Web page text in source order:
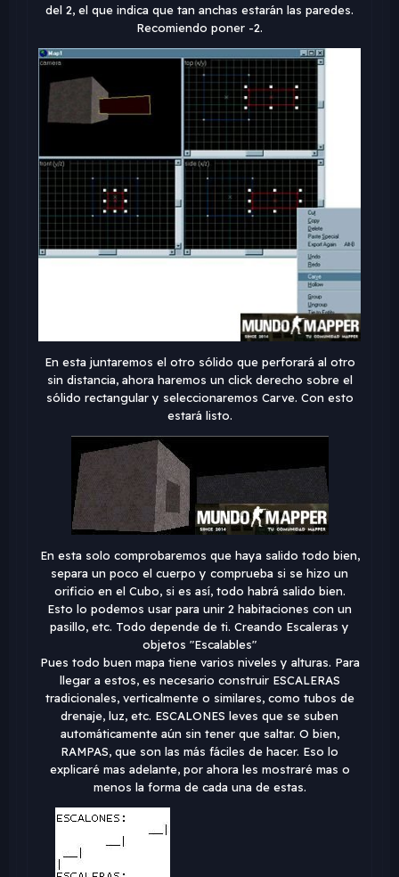
del 2, el que indica que tan anchas estarán las paredes.
Recomiendo poner -2.
En esta juntaremos el otro sólido que perforará al otro
sin distancia, ahora haremos un click derecho sobre el
sólido rectangular y seleccionaremos Carve. Con esto
estará listo.
En esta solo comprobaremos que haya salido todo bien,
separa un poco el cuerpo y comprueba si se hizo un
orificio en el Cubo, si es así, todo habrá salido bien.
Esto lo podemos usar para unir 2 habitaciones con un
pasillo, etc. Todo depende de ti. Creando Escaleras y
objetos "Escalables"
Pues todo buen mapa tiene varios niveles y alturas. Para
llegar a estos, es necesario construir ESCALERAS
tradicionales, verticalmente o similares, como tubos de
drenaje, luz, etc. ESCALONES leves que se suben
automáticamente aún sin tener que saltar. O bien,
RAMPAS, que son las más fáciles de hacer. Eso lo
explicaré mas adelante, por ahora les mostraré mas o
menos la forma de cada una de estas.